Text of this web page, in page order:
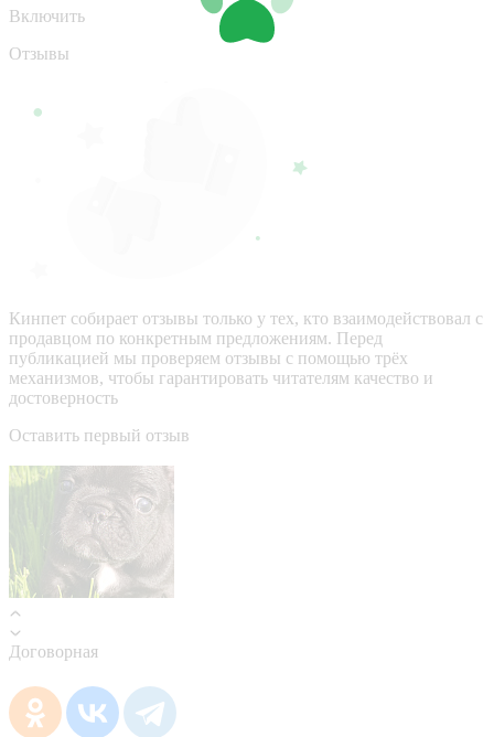
Включить
Отзывы
Кинпет собирает отзывы только у тех, кто взаимодействовал с
продавцом по конкретным предложениям. Перед
публикацией мы проверяем отзывы с помощью трёх
механизмов, чтобы гарантировать читателям качество и
достоверность
Оставить первый отзыв
Договорная